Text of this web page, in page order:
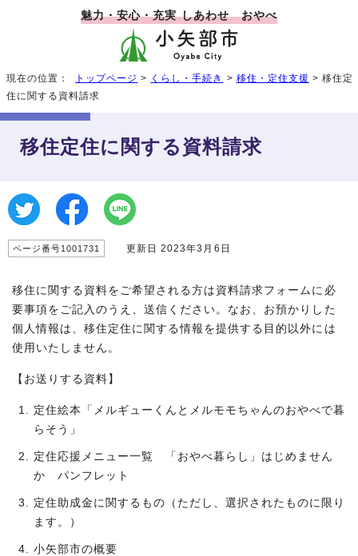
魅力・安心・充実 しあわせ おやべ
現在の位置： トップページ > くらし・手続き > 移住・定住支援 > 移住定
住に関する資料請求
移住定住に関する資料請求
ページ番号1001731 更新日 2023年3月6日
移住に関する資料をご希望される方は資料請求フォームに必
要事項をご記入のうえ、送信ください。なお、お預かりした
個人情報は、移住定住に関する情報を提供する目的以外には
使用いたしません。
【お送りする資料】
定住絵本「メルギューくんとメルモモちゃんのおやべで暮
らそう」
定住応援メニュー一覧 「おやべ暮らし」はじめません
か パンフレット
定住助成金に関するもの（ただし、選択されたものに限り
ます。）
小矢部市の概要